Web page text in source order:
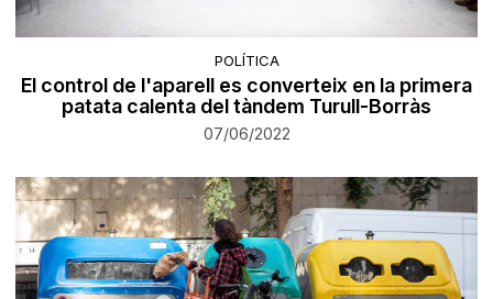
POLÍTICA
El control de l'aparell es converteix en la primera
patata calenta del tàndem Turull-Borràs
07/06/2022